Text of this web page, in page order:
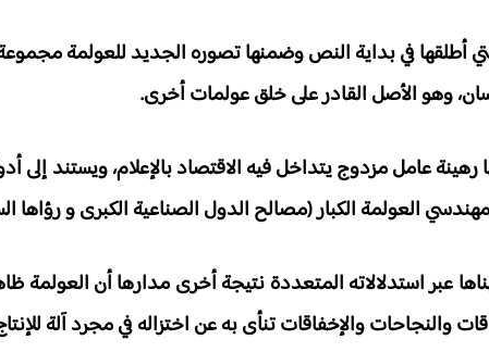
أطلقها في بداية النص وضمنها تصوره الجديد للعولمة
وهو الأصل القادر على خلق عولمات أخرى.
رهينة عامل مزدوج يتداخل فيه الاقتصاد بالإعلام، ويستند
العولمة الكبار (مصالح الدول الصناعية الكبرى و رؤاها
عبر استدلالاته المتعددة نتيجة أخرى مدارها أن العولمة
والنجاحات والإخفاقات تنأى به عن اختزاله في مجرد آلة